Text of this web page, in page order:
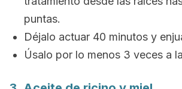
puntas.
Déjalo actuar 40 minutos y
Úsalo por lo menos 3 veces a